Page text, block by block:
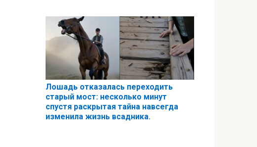
Лошадь отказалась переходить
старый мост: несколько минут
спустя раскрытая тайна навсегда
изменила жизнь всадника.